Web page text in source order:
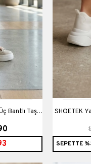
Bantlı Taşlı SHOETEK
SEPETTE